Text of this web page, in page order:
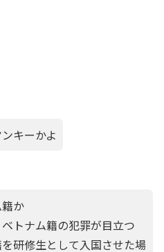
キーかよ
か
トナム籍の犯罪が目立つ
研修生として入国させた場